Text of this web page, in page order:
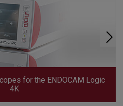
for the ENDOCAM Logic
4K